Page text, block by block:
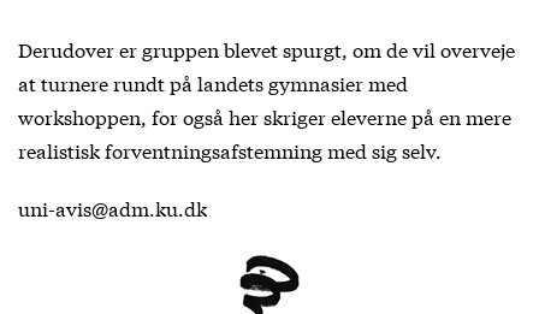
Derudover er gruppen blevet spurgt, om de vil overveje
at turnere rundt på landets gymnasier med
workshoppen, for også her skriger eleverne på en mere
realistisk forventningsafstemning med sig selv.
uni-avis@adm.ku.dk